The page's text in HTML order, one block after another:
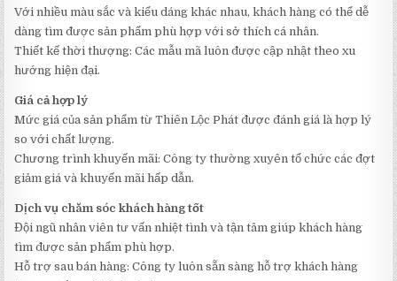
Với nhiều màu sắc và kiểu dáng khác nhau, khách hàng có thể dễ
dàng tìm được sản phẩm phù hợp với sở thích cá nhân.
Thiết kế thời thượng: Các mẫu mã luôn được cập nhật theo xu
hướng hiện đại.
Giá cả hợp lý
Mức giá của sản phẩm từ Thiên Lộc Phát được đánh giá là hợp lý
so với chất lượng.
Chương trình khuyến mãi: Công ty thường xuyên tổ chức các đợt
giảm giá và khuyến mãi hấp dẫn.
Dịch vụ chăm sóc khách hàng tốt
Đội ngũ nhân viên tư vấn nhiệt tình và tận tâm giúp khách hàng
tìm được sản phẩm phù hợp.
Hỗ trợ sau bán hàng: Công ty luôn sẵn sàng hỗ trợ khách hàng